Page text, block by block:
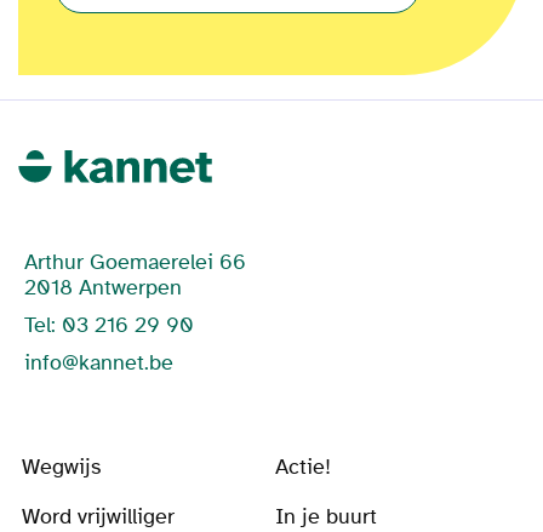
Arthur Goemaerelei 66
2018 Antwerpen
Tel: 03 216 29 90
info@kannet.be
Wegwijs
Actie!
Word vrijwilliger
In je buurt